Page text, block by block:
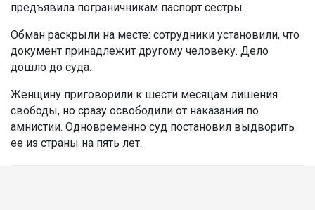
предъявила пограничникам паспорт сестры.
Обман раскрыли на месте: сотрудники установили, что
документ принадлежит другому человеку. Дело
дошло до суда.
Женщину приговорили к шести месяцам лишения
свободы, но сразу освободили от наказания по
амнистии. Одновременно суд постановил выдворить
ее из страны на пять лет.